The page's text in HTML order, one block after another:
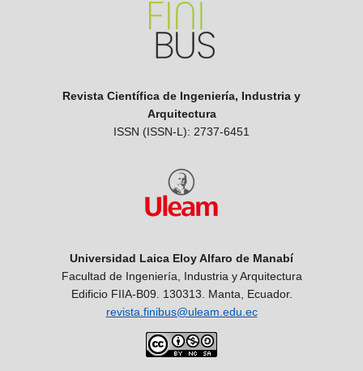
Revista Científica de Ingeniería, Industria y
Arquitectura
ISSN (ISSN-L): 2737-6451
Universidad Laica Eloy Alfaro de Manabí
Facultad de Ingeniería, Industria y Arquitectura
Edificio FIIA-B09. 130313. Manta, Ecuador.
revista.finibus@uleam.edu.ec